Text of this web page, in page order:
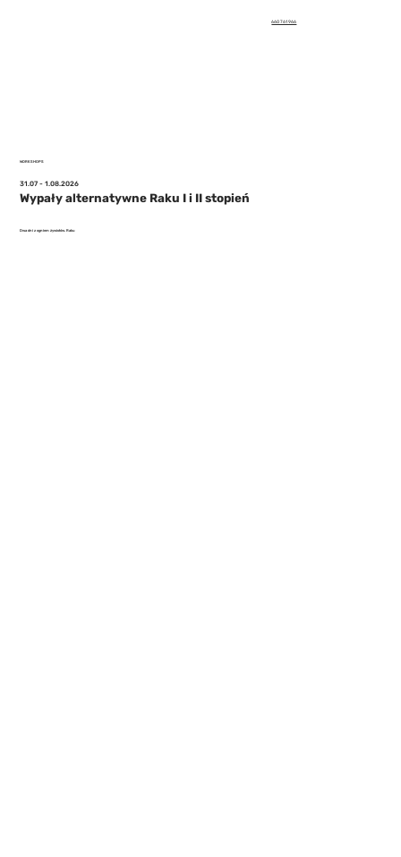
660 761 966
WORKSHOPS
31.07 - 1.08.2026
Dwa dni z ogniem żywiołów. Raku
Wypały alternatywne Raku I i II stopień